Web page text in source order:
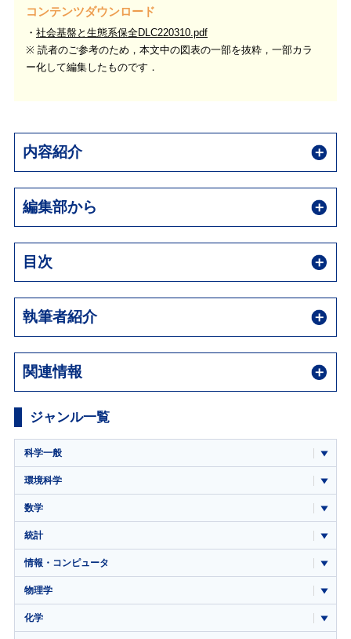
コンテンツダウンロード
社会基盤と生態系保全DLC220310.pdf
※ 読者のご参考のため，本文中の図表の一部を抜粋，一部カラ
ー化して編集したものです．
内容紹介
編集部から
目次
執筆者紹介
関連情報
ジャンル一覧
科学一般
環境科学
数学
統計
情報・コンピュータ
物理学
化学